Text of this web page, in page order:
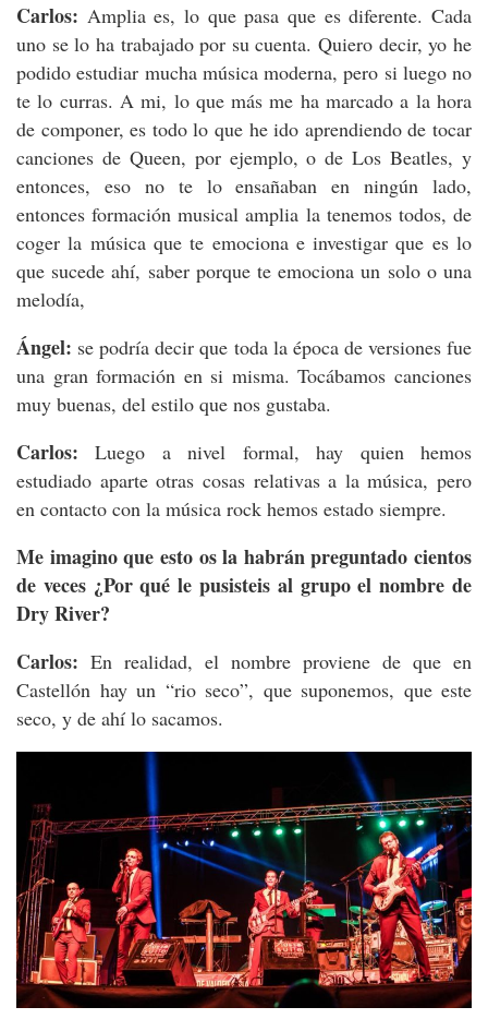
Carlos: Amplia es, lo que pasa que es diferente. Cada
uno se lo ha trabajado por su cuenta. Quiero decir, yo he
podido estudiar mucha música moderna, pero si luego no
te lo curras. A mi, lo que más me ha marcado a la hora
de componer, es todo lo que he ido aprendiendo de tocar
canciones de Queen, por ejemplo, o de Los Beatles, y
entonces, eso no te lo ensañaban en ningún lado,
entonces formación musical amplia la tenemos todos, de
coger la música que te emociona e investigar que es lo
que sucede ahí, saber porque te emociona un solo o una
melodía,
Ángel: se podría decir que toda la época de versiones fue
una gran formación en si misma. Tocábamos canciones
muy buenas, del estilo que nos gustaba.
Carlos: Luego a nivel formal, hay quien hemos
estudiado aparte otras cosas relativas a la música, pero
en contacto con la música rock hemos estado siempre.
Me imagino que esto os la habrán preguntado cientos
de veces ¿Por qué le pusisteis al grupo el nombre de
Dry River?
Carlos: En realidad, el nombre proviene de que en
Castellón hay un “rio seco”, que suponemos, que este
seco, y de ahí lo sacamos.